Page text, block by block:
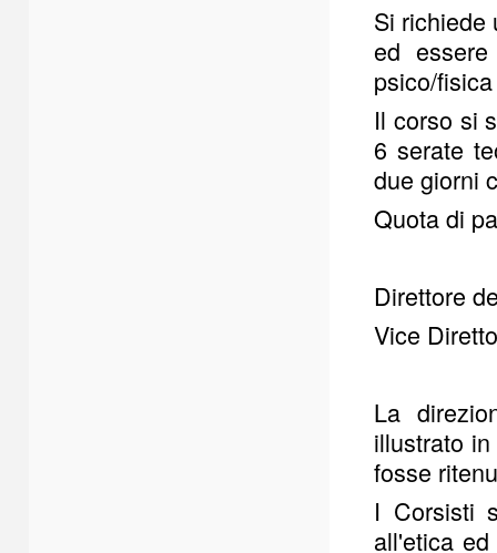
Si richiede
ed
psico/
Il corso si
6 serate
due giorni
Quota di
Direttore
Vice
La
illustrato
fosse
I Corsisti
all'etica